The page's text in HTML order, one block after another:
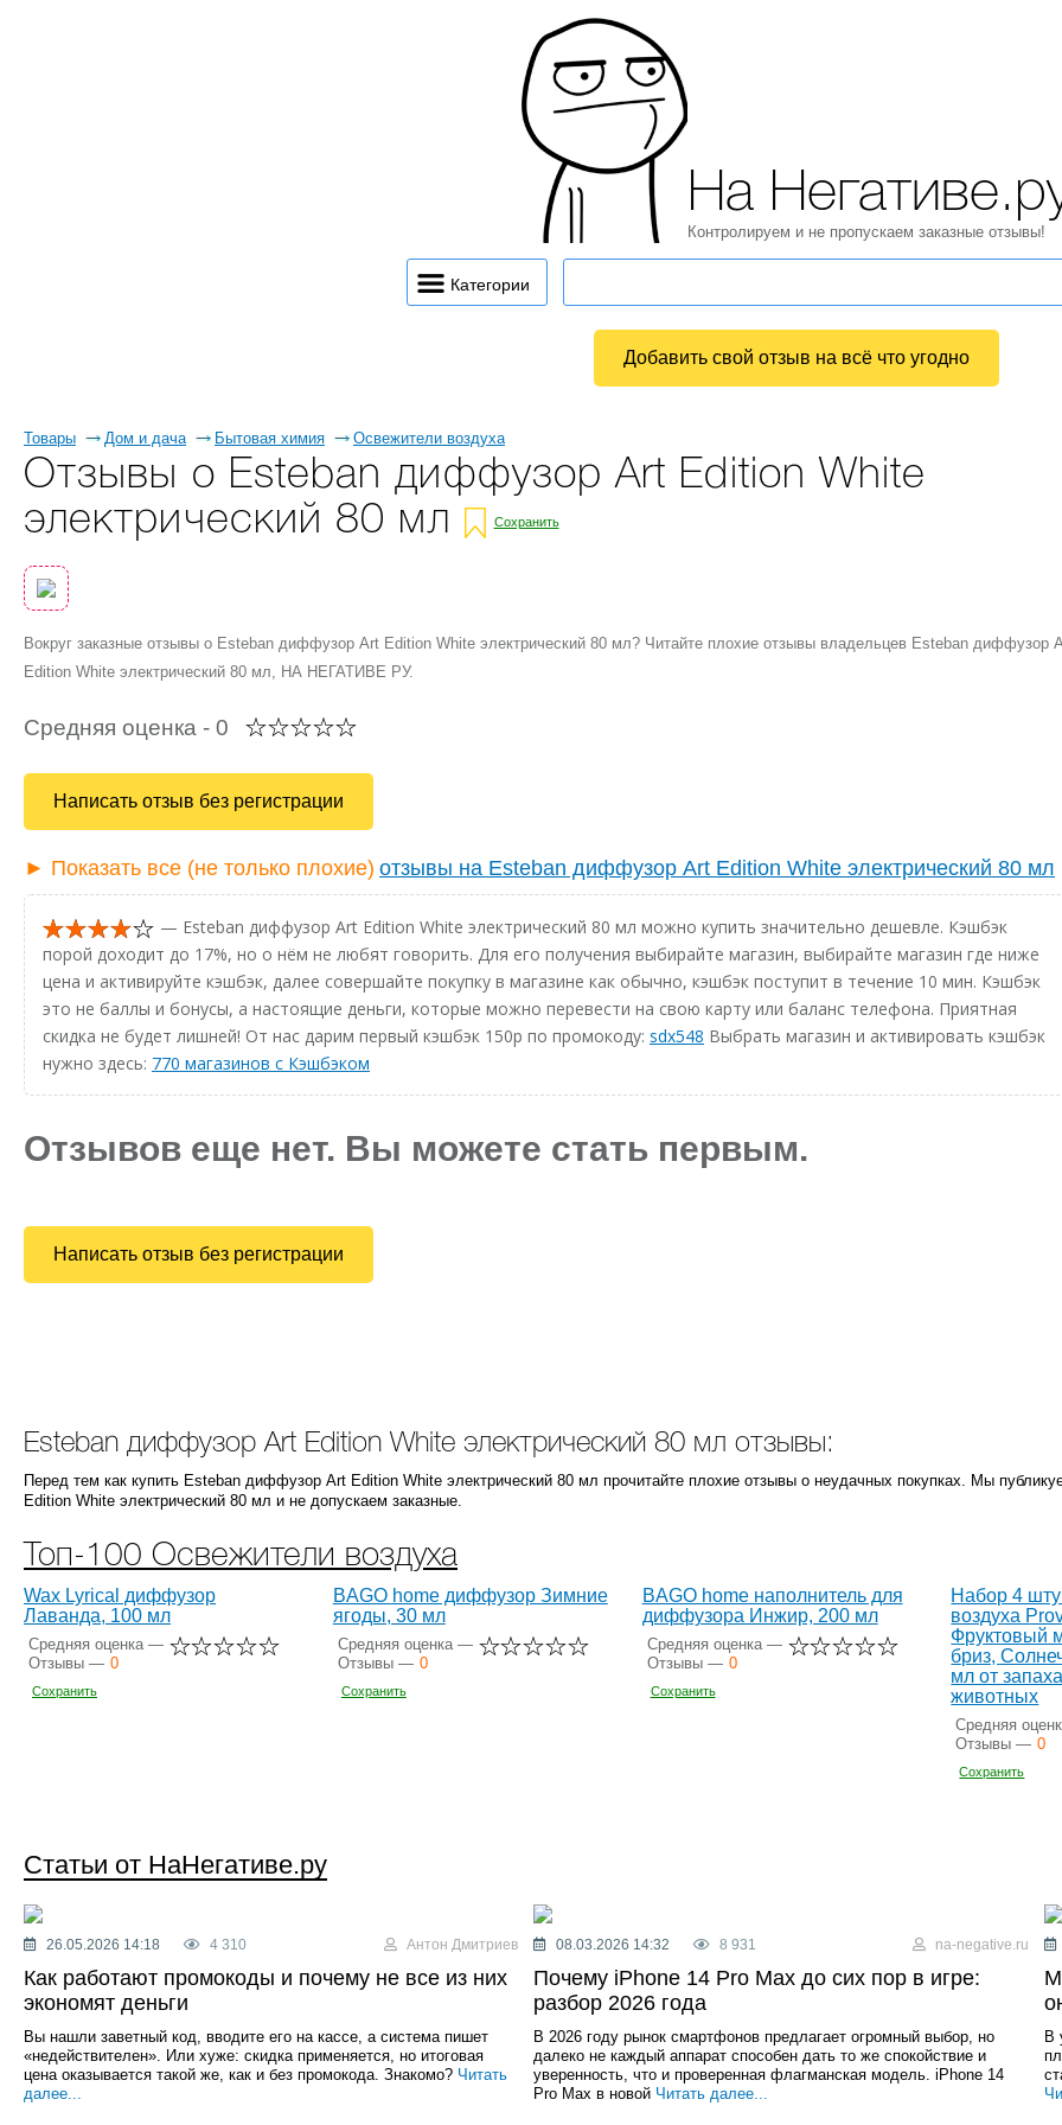
Товары Дом и дача Бытовая химия Освежители воздуха
Отзывы о Esteban диффузор Art Edition White
электрический 80 мл
Сохранить
Вокруг заказные отзывы о Esteban диффузор Art Edition White электрический 80 мл? Читайте плохие отзывы владельцев Esteban диффузор
Edition White электрический 80 мл, НА НЕГАТИВЕ РУ.
Средняя оценка - 0
Написать отзыв без регистрации
► Показать все (не только плохие) отзывы на Esteban диффузор Art Edition White электрический 80 мл
— Esteban диффузор Art Edition White электрический 80 мл можно купить значительно дешевле. Кэшбэк
порой доходит до 17%, но о нём не любят говорить. Для его получения выбирайте магазин, выбирайте магазин где ниже
цена и активируйте кэшбэк, далее совершайте покупку в магазине как обычно, кэшбэк поступит в течение 10 мин. Кэшбэк
это не баллы и бонусы, а настоящие деньги, которые можно перевести на свою карту или баланс телефона. Приятная
скидка не будет лишней! От нас дарим первый кэшбэк 150р по промокоду: sdx548 Выбрать магазин и активировать кэшбэк
нужно здесь: 770 магазинов с Кэшбэком
Отзывов еще нет. Вы можете стать первым.
Написать отзыв без регистрации
Esteban диффузор Art Edition White электрический 80 мл отзывы:
Перед тем как купить Esteban диффузор Art Edition White электрический 80 мл прочитайте плохие отзывы о неудачных покупках. Мы
Edition White электрический 80 мл и не допускаем заказные.
Топ-100 Освежители воздуха
Wax Lyrical диффузор
Лаванда, 100 мл
Средняя оценка —
Отзывы — 0
Сохранить
BAGO home диффузор Зимние
ягоды, 30 мл
Средняя оценка —
Отзывы — 0
Сохранить
BAGO home наполнитель для
диффузора Инжир, 200 мл
Средняя оценка —
Отзывы — 0
Сохранить
Набор 4
воздуха
Фруктовый
бриз,
мл от
животных
Средняя
Отзывы — 0
Сохранить
Статьи от НаНегативе.ру
26.05.2026 14:18 4 310 Антон Дмитриев
Как работают промокоды и почему не все из них
экономят деньги
Вы нашли заветный код, вводите его на кассе, а система пишет
«недействителен». Или хуже: скидка применяется, но итоговая
цена оказывается такой же, как и без промокода. Знакомо? Читать
далее...
08.03.2026 14:32 8 931 na-negative.ru
Почему iPhone 14 Pro Max до сих пор в игре:
разбор 2026 года
В 2026 году рынок смартфонов предлагает огромный выбор, но
далеко не каждый аппарат способен дать то же спокойствие и
уверенность, что и проверенная флагманская модель. iPhone 14
Pro Max в новой Читать далее...
В
На
Контролируем и не пропускаем заказные отзывы!
Категории
Добавить свой отзыв на всё что угодно